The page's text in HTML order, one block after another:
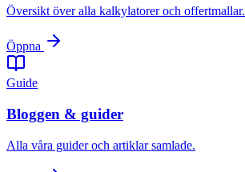
Översikt över alla kalkylatorer och offertmallar.
Öppna
Guide
Bloggen & guider
Alla våra guider och artiklar samlade.